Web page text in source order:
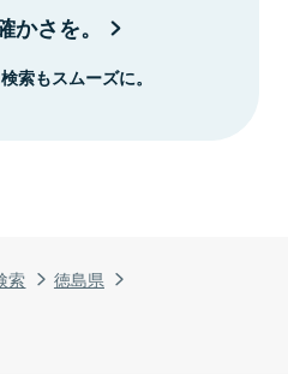
索
徳島県
さを。
索もスムーズに。